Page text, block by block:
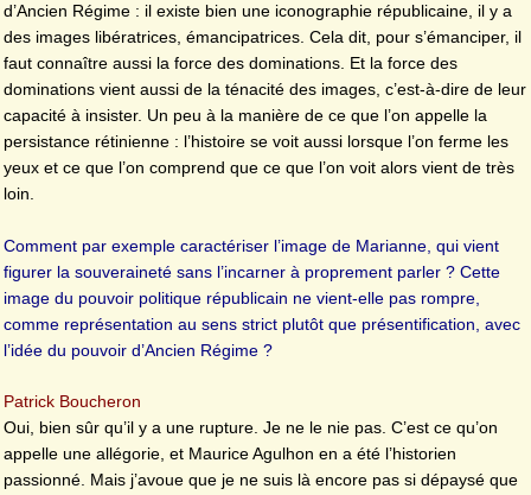
d’Ancien Régime : il existe bien une iconographie républicaine, il y a
des images libératrices, émancipatrices. Cela dit, pour s’émanciper, il
faut connaître aussi la force des dominations. Et la force des
dominations vient aussi de la ténacité des images, c’est-à-dire de leur
capacité à insister. Un peu à la manière de ce que l’on appelle la
persistance rétinienne : l’histoire se voit aussi lorsque l’on ferme les
yeux et ce que l’on comprend que ce que l’on voit alors vient de très
loin.
Comment par exemple caractériser l’image de Marianne, qui vient
figurer la souveraineté sans l’incarner à proprement parler ? Cette
image du pouvoir politique républicain ne vient-elle pas rompre,
comme représentation au sens strict plutôt que présentification, avec
l’idée du pouvoir d’Ancien Régime ?
Patrick Boucheron
Oui, bien sûr qu’il y a une rupture. Je ne le nie pas. C’est ce qu’on
appelle une allégorie, et Maurice Agulhon en a été l’historien
passionné. Mais j’avoue que je ne suis là encore pas si dépaysé que